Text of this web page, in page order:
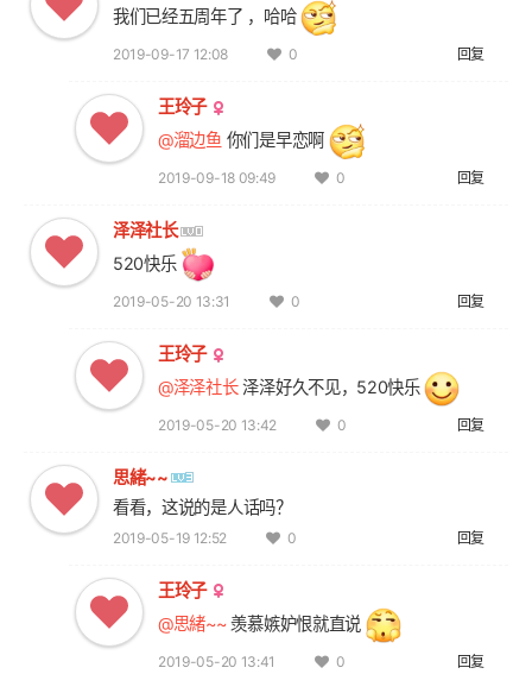
我们已经五周年了 ，哈哈
2019-09-17 12:08 回复
0
王玲子
@溜边鱼 你们是早恋啊
2019-09-18 09:49 回复
0
泽泽社长
520快乐
2019-05-20 13:31 回复
0
王玲子
@泽泽社长 泽泽好久不见，520快乐
2019-05-20 13:42 回复
0
思緒~~
看看，这说的是人话吗？
2019-05-19 12:52 回复
0
王玲子
@思緒~~ 羡慕嫉妒恨就直说
2019-05-20 13:41 回复
0